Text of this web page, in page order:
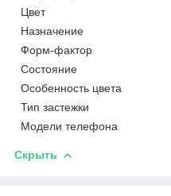
Цвет
Назначение
Форм-фактор
Состояние
Особенность цвета
Тип застежки
Модели телефона
Скрыть